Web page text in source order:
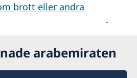
brott eller andra
.
arabemiraten